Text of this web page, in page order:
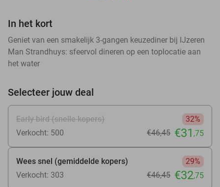
In het kort
Geniet van een smakelijk 3-gangen keuzediner bij IJzeren
Man Strandhuys: sfeervol dineren op een toplocatie aan
het water
Selecteer jouw deal
Early bird (snelle kopers)
32%
Verkocht: 500
€46,45 €31 ,75
Wees snel (gemiddelde kopers)
29%
Verkocht: 303
€46,45 €32,75